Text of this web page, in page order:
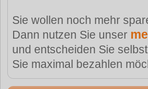
Sie wollen noch mehr
Dann nutzen Sie unser
und entscheiden Sie
Sie maximal bezahlen